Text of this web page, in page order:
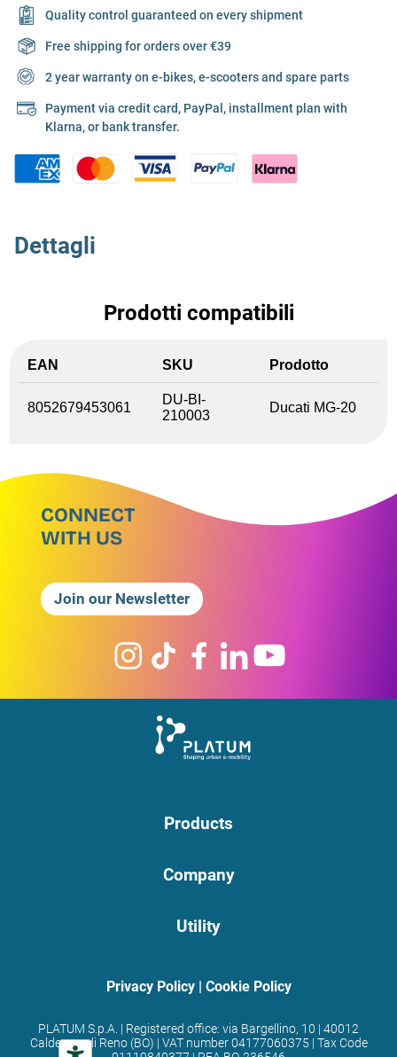
Quality control guaranteed on every shipment
Free shipping for orders over €39
2 year warranty on e-bikes, e-scooters and spare parts
Payment via credit card, PayPal, installment plan with
Klarna, or bank transfer.
Dettagli
Prodotti compatibili
EAN SKU Prodotto
8052679453061
DU-BI-
210003
Ducati MG-20
CONNECT
WITH US
Join our Newsletter
Products
Company
Utility
Privacy Policy| Cookie Policy
PLATUM S.p.A. | Registered office: via Bargellino, 10 | 40012
Calderara di Reno (BO) | VAT number 04177060375 | Tax Code